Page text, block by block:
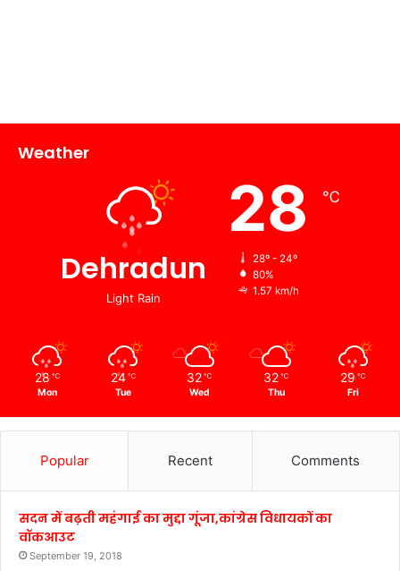
Weather
Dehradun
Light Rain
28 ℃
28º - 24º
80%
1.57 km/h
28 ℃
Mon
24 ℃
Tue
32 ℃
Wed
32 ℃
Thu
29 ℃
Fri
Popular Recent Comments
सदन में बढ़ती महंगाई का मुद्दा गूंजा,कांग्रेस विधायकों का
वॉकआउट
September 19, 2018